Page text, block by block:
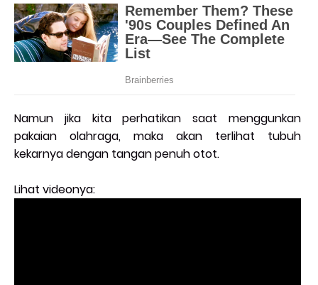
Namun jika kita perhatikan saat menggunkan
pakaian olahraga, maka akan terlihat tubuh
kekarnya dengan tangan penuh otot.
Lihat videonya: